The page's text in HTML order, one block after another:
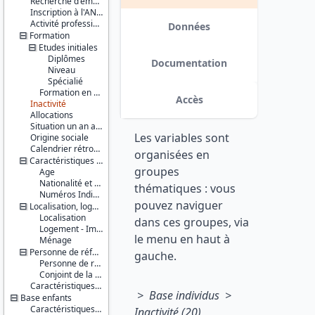
individus EXTRILOG_RETROPOLE,
EXTRI16_RETROPOLE ; dans les
variable HALO_ANC a également
été ajoutée dans les fichiers
individus : elle correspond à
savoir les personnes inactives
souhaitant ou cherchant activement
un emploi. De plus, les valeurs de la
variable IDENQ (identifiant
enquêteur anonymisé) ont été
modifiées suite à un changement
dans l'anonymisation des
identifiants. date : 2015-11-13
Inscription à l'ANPE
Activité professionnelle antérieure
Formation
Etudes initiales
Diplômes
Niveau
Spécialié
Formation en cours
Inactivité
Allocations
Situation un an auparavant
Origine sociale
Calendrier rétrospectif d'activité
Caractéristiques personnelles
Age
Nationalité et pays de naissance
Numéros Individuels
Localisation, logement, ménage
Localisation
Logement - Immeuble
Ménage
Personne de référence du ménage et son conjoint
Personne de référence du ménage
Conjoint de la personne de référence du ménage
Caractéristiques d'enquête
Base enfants
Caractéristiques personnelles
Série :
Enquête
Emploi /
Enquête
Emploi en
continu
(EE / EEC)
Couverture
géographique :
France
métropolitaine
Producteur :
INSEE
Diffuseur :
Progedo-
Adisp
Données
Documentation
Accès
Les variables sont
organisées en
groupes
thématiques : vous
pouvez naviguer
dans ces groupes, via
le menu en haut à
gauche.
> Base individus >